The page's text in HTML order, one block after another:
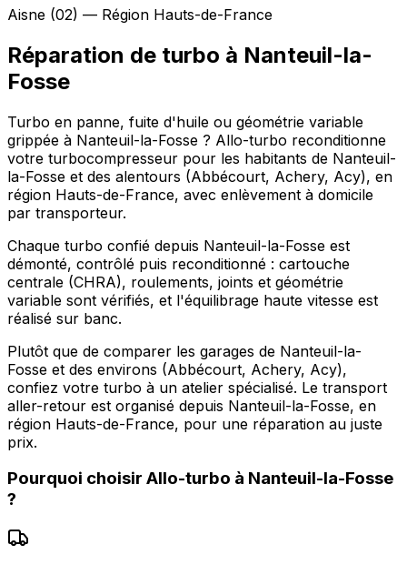
Aisne (02) — Région Hauts-de-France
Réparation de turbo à Nanteuil-la-
Fosse
Turbo en panne, fuite d'huile ou géométrie variable
grippée à Nanteuil-la-Fosse ? Allo-turbo reconditionne
votre turbocompresseur pour les habitants de Nanteuil-
la-Fosse et des alentours (Abbécourt, Achery, Acy), en
région Hauts-de-France, avec enlèvement à domicile
par transporteur.
Chaque turbo confié depuis Nanteuil-la-Fosse est
démonté, contrôlé puis reconditionné : cartouche
centrale (CHRA), roulements, joints et géométrie
variable sont vérifiés, et l'équilibrage haute vitesse est
réalisé sur banc.
Plutôt que de comparer les garages de Nanteuil-la-
Fosse et des environs (Abbécourt, Achery, Acy),
confiez votre turbo à un atelier spécialisé. Le transport
aller-retour est organisé depuis Nanteuil-la-Fosse, en
région Hauts-de-France, pour une réparation au juste
prix.
Pourquoi choisir Allo-turbo à Nanteuil-la-Fosse
?